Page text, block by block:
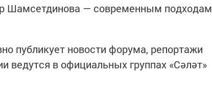
Шамсетдинова — современным подходам
публикует новости форума, репортажи
ведутся в официальных группах «Сәләт»